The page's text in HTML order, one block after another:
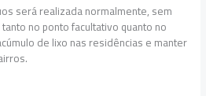
será realizada normalmente, sem
no ponto facultativo quanto no
de lixo nas residências e manter